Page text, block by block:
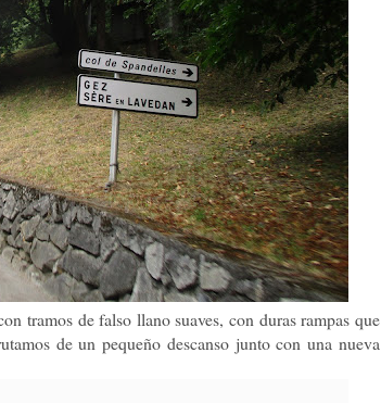
tramos de falso llano suaves, con duras rampas que
de un pequeño descanso junto con una nueva